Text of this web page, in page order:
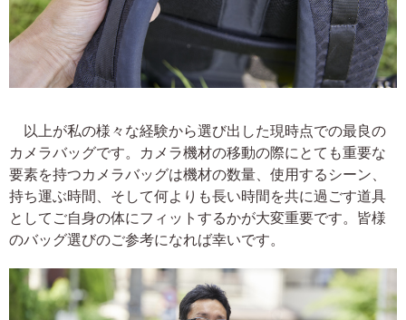
以上が私の様々な経験から選び出した現時点での最良の
カメラバッグです。カメラ機材の移動の際にとても重要な
要素を持つカメラバッグは機材の数量、使用するシーン、
持ち運ぶ時間、そして何よりも長い時間を共に過ごす道具
としてご自身の体にフィットするかが大変重要です。皆様
のバッグ選びのご参考になれば幸いです。